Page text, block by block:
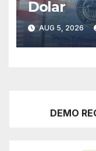
Dolar
AUG 5, 2026
DEMO